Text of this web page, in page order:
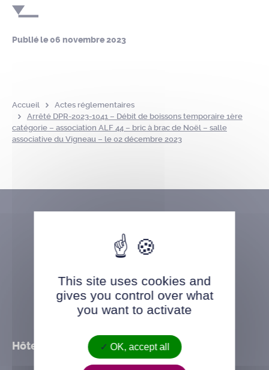
Publié le06 novembre 2023
Accueil
Actes réglementaires
Arrêté DPR-2023-1041 – Débit de boissons temporaire 1ère
catégorie – association ALF 44 – bric à brac de Noël – salle
associative du Vigneau – le 02 décembre 2023
Hôtel de ville
This site uses cookies and
gives you control over what
you want to activate
OK, accept all